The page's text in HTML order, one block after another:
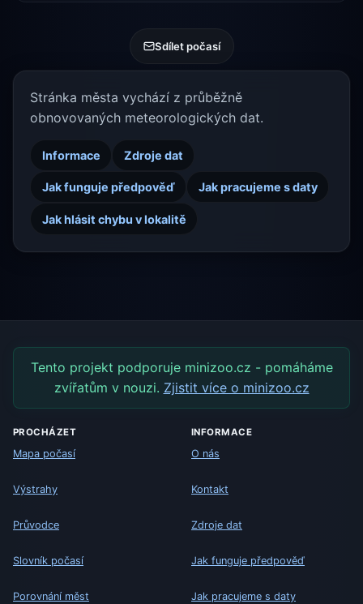
Sdílet počasí
Stránka města vychází z průběžně
obnovovaných meteorologických dat.
Informace Zdroje dat
Jak funguje předpověď Jak pracujeme s daty
Jak hlásit chybu v lokalitě
Tento projekt podporuje minizoo.cz - pomáháme
zvířatům v nouzi. Zjistit více o minizoo.cz
PROCHÁZET
Mapa počasí
Výstrahy
Průvodce
Slovník počasí
Porovnání měst
INFORMACE
O nás
Kontakt
Zdroje dat
Jak funguje předpověď
Jak pracujeme s daty